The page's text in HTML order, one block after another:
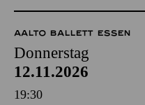
AALTO BALLETT ESSEN
Donnerstag
12.11.2026
19:30